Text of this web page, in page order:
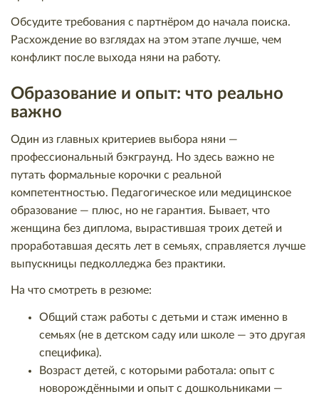
Обсудите требования с партнёром до начала поиска.
Расхождение во взглядах на этом этапе лучше, чем
конфликт после выхода няни на работу.
Образование и опыт: что реально
важно
Один из главных критериев выбора няни —
профессиональный бэкграунд. Но здесь важно не
путать формальные корочки с реальной
компетентностью. Педагогическое или медицинское
образование — плюс, но не гарантия. Бывает, что
женщина без диплома, вырастившая троих детей и
проработавшая десять лет в семьях, справляется лучше
выпускницы педколледжа без практики.
На что смотреть в резюме:
Общий стаж работы с детьми и стаж именно в
семьях (не в детском саду или школе — это другая
специфика).
Возраст детей, с которыми работала: опыт с
новорождёнными и опыт с дошкольниками —